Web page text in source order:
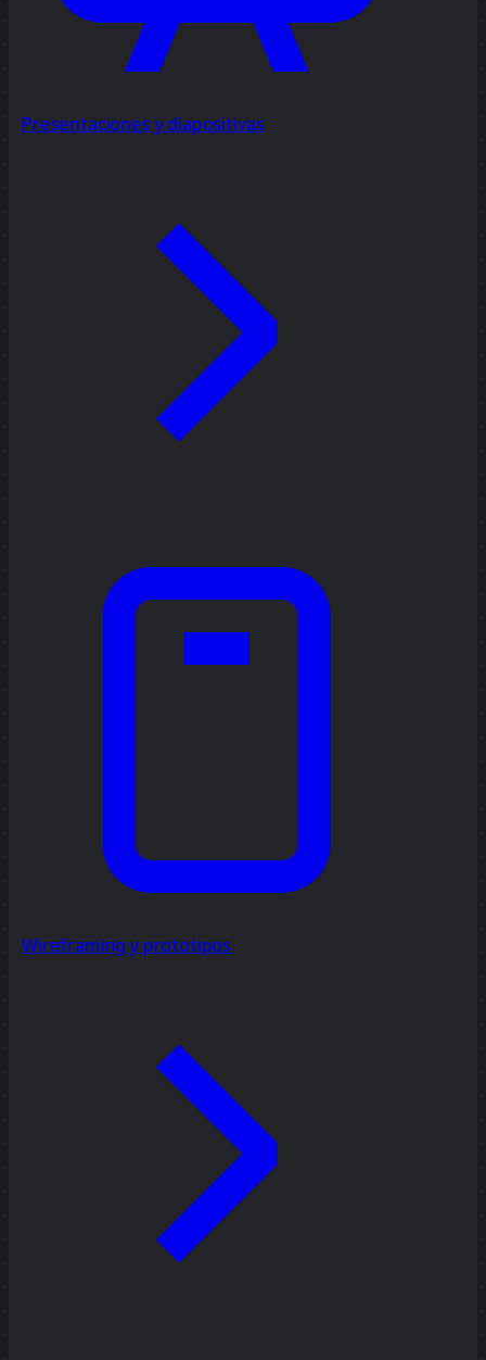
Presentaciones y diapositivas
Wireframing y prototipos